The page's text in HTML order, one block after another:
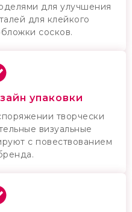
для улучшения
для клейкого
сосков.
упаковки
творчески
визуальные
с повествованием